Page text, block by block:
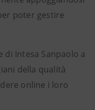
poter gestire
di Intesa Sanpaolo a
della qualità
online i loro